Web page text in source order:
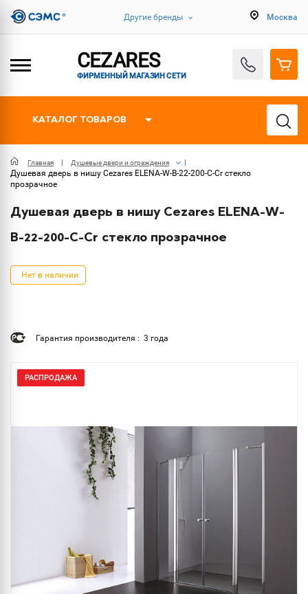
Другие бренды Москва
CEZARES
ФИРМЕННЫЙ МАГАЗИН СЕТИ
КАТАЛОГ ТОВАРОВ
Главная Душевые двери и ограждения
Душевая дверь в нишу Cezares ELENA-W-B-22-200-C-Cr стекло
прозрачное
Душевая дверь в нишу Cezares ELENA-W-
B-22-200-C-Cr стекло прозрачное
Нет в наличии
Гарантия производителя : 3 года
РАСПРОДАЖА